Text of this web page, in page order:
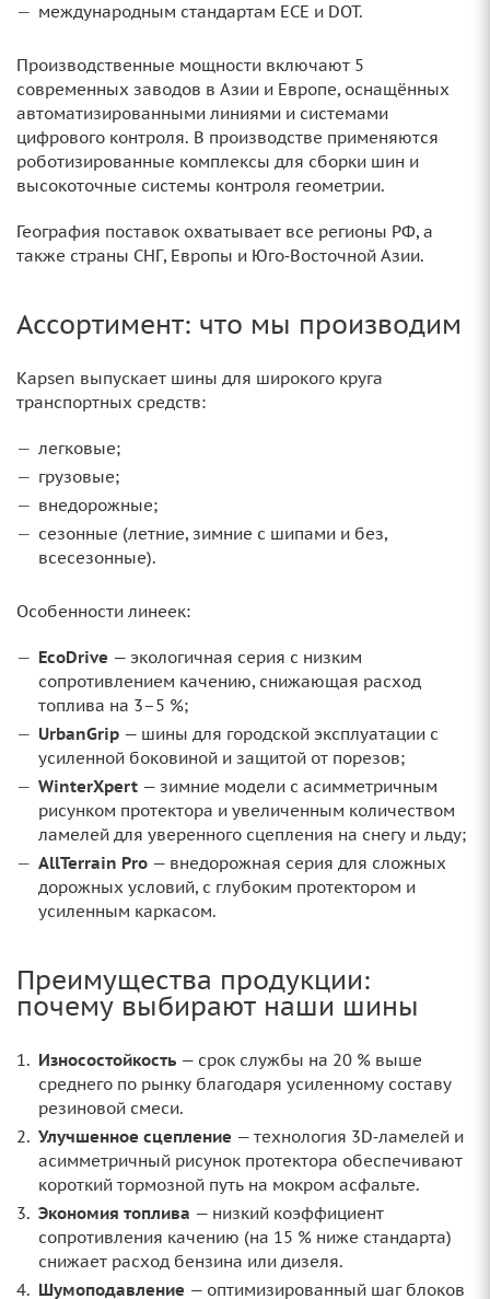
международным стандартам ECE и DOT.
Производственные мощности включают 5
современных заводов в Азии и Европе, оснащённых
автоматизированными линиями и системами
цифрового контроля. В производстве применяются
роботизированные комплексы для сборки шин и
высокоточные системы контроля геометрии.
География поставок охватывает все регионы РФ, а
также страны СНГ, Европы и Юго‑Восточной Азии.
Ассортимент: что мы производим
Kapsen выпускает шины для широкого круга
транспортных средств:
легковые;
грузовые;
внедорожные;
сезонные (летние, зимние с шипами и без,
всесезонные).
Особенности линеек:
EcoDrive — экологичная серия с низким
сопротивлением качению, снижающая расход
топлива на 3–5 %;
UrbanGrip — шины для городской эксплуатации с
усиленной боковиной и защитой от порезов;
WinterXpert — зимние модели с асимметричным
рисунком протектора и увеличенным количеством
ламелей для уверенного сцепления на снегу и льду;
AllTerrain Pro — внедорожная серия для сложных
дорожных условий, с глубоким протектором и
усиленным каркасом.
Преимущества продукции:
почему выбирают наши шины
Износостойкость — срок службы на 20 % выше
среднего по рынку благодаря усиленному составу
резиновой смеси.
Улучшенное сцепление — технология 3D‑ламелей и
асимметричный рисунок протектора обеспечивают
короткий тормозной путь на мокром асфальте.
Экономия топлива — низкий коэффициент
сопротивления качению (на 15 % ниже стандарта)
снижает расход бензина или дизеля.
Шумоподавление — оптимизированный шаг блоков